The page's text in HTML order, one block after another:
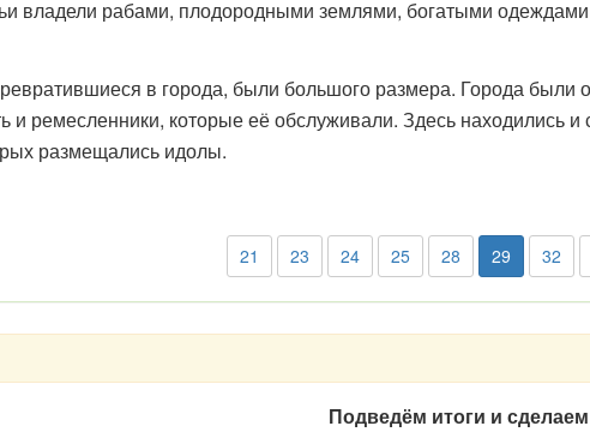
владели рабами, плодородными землями, богатыми
в города, были большого размера. Города
и ремесленники, которые её обслуживали. Здесь находились
размещались идолы.
21 23 24 25 28 29 32
Подведём итоги и